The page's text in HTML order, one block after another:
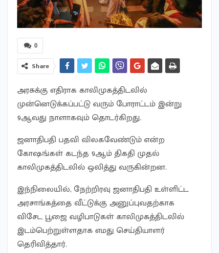
0
Share
அரசுக்கு எதிராக காலிமுகத்திடலில்
முன்னெடுக்கப்பட்டு வரும் போராட்டம் இன்று
9ஆவது நாளாகவும் தொடர்கிறது.
ஜனாதிபதி பதவி விலகவேண்டும் என்ற
கோஷங்கள் கடந்த 9ஆம் திகதி முதல்
காலிமுகத்திடலில் ஒலித்து வருகின்றன.
இந்நிலையில், நேற்றிரவு ஜனாதிபதி உள்ளிட்ட
அரசாங்கத்தை வீட்டுக்கு அனுப்புவதற்காக
விசேட பூஜை வழிபாடுகள் காலிமுகத்திடலில்
இடம்பெற்றுள்ளதாக எமது செய்தியாளர்
தெரிவித்தார்.